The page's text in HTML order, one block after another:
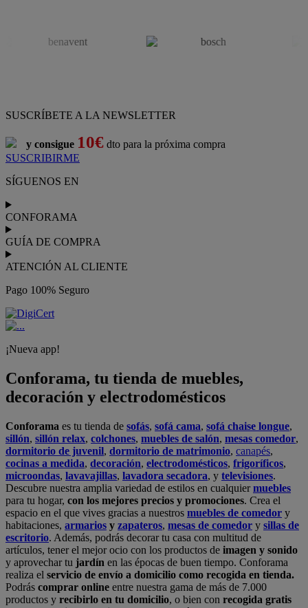
SUSCRÍBETE A LA NEWSLETTER
y consigue 10€ dto para la próxima compra
SUSCRIBIRME
SÍGUENOS EN
CONFORAMA
GUÍA DE COMPRA
ATENCIÓN AL CLIENTE
Pago 100% Seguro
¡Nueva app!
Conforama, tu tienda de muebles,
decoración y electrodomésticos
Conforama es tu tienda de sofás, sofá cama, sofá chaise longue,
sillón, sillón relax, colchones, muebles de salón, mesas comedor,
dormitorio de juvenil, dormitorio de matrimonio, canapés,
cocinas a medida, decoración, electrodomésticos, frigoríficos,
microondas, lavavajillas, lavadora secadora, y televisiones.
Descubre nuestra amplia variedad de estilos en cualquiermuebles
para tu hogar, con los mejores precios y promociones. Crea el
espacio en el que vives gracias a nuestros muebles de comedor y
habitaciones, armarios y zapateros, mesas de comedor y sillas de
escritorio. Además, podrás decorar tu casa con multitud de
artículos, tener el mejor ocio con los productos de imagen y sonido
y aprovechar tu jardín en las épocas de buen tiempo. Conforama
realiza el servicio de envío a domicilio como recogida en tienda.
Podrás comprar online entre nuestra gama de más de 7.000
productos y recibirlo en tu domicilio, o bien con recogida gratis